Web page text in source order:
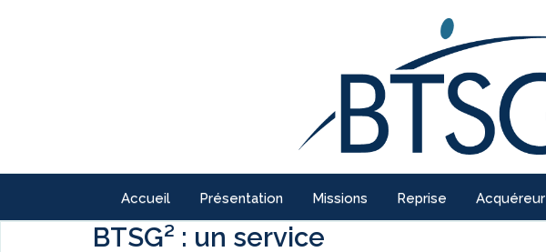
Accueil Présentation Missions Reprise Acquéreur
BTSG² : un service